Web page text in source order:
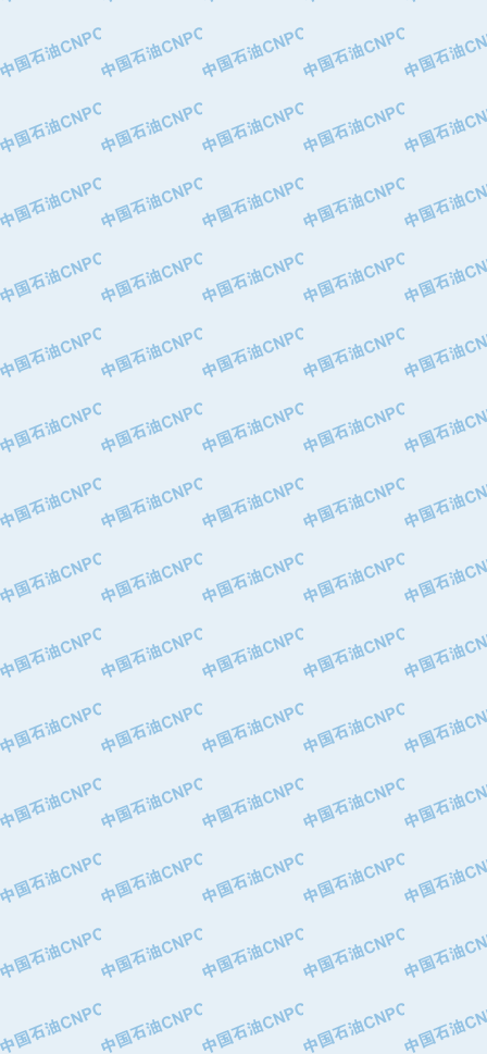
·中国石油华北油田公司
·中国石油锦西石化分公司
·天津钢管集团股份有限公司
·深圳市肯多斯实业发展有限公司
·山东墨龙石油机械股份有限公司
·瓦卢瑞克.曼内斯曼石油专用管（德
·无锡西姆莱斯石油专用管制造有限公
·武汉钢铁（集团）公司
·太原钢铁(集团)有限公司
·马鞍山钢铁股份有限公司
·中国石油天然气股份有限公司兰州石